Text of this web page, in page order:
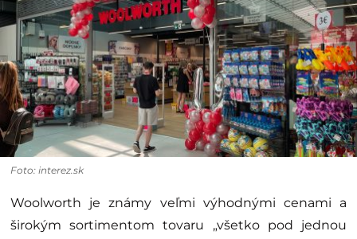
Foto: interez.sk
Woolworth je známy veľmi výhodnými cenami a
širokým sortimentom tovaru „všetko pod jednou